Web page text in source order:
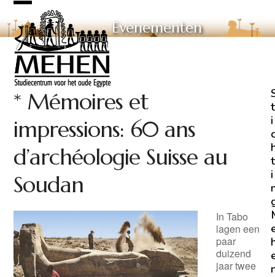
Skip
to
content
Open
mobile
menu
Close
mobile
menu
Evenementen
* Mémoires et
impressions: 60 ans
d’archéologie Suisse au
Soudan
In Tabo
lagen een
paar
duizend
jaar twee
t
i
t
i